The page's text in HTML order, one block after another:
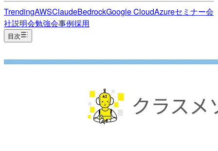
TrendingAWSClaudeBedrockGoogle CloudAzureセミナー会
社説明会勉強会事例採用
目次